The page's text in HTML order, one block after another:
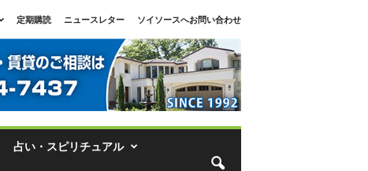
定期購読 ニュースレター
ソイソースへお問い合わせ
占い・スピリチュアル